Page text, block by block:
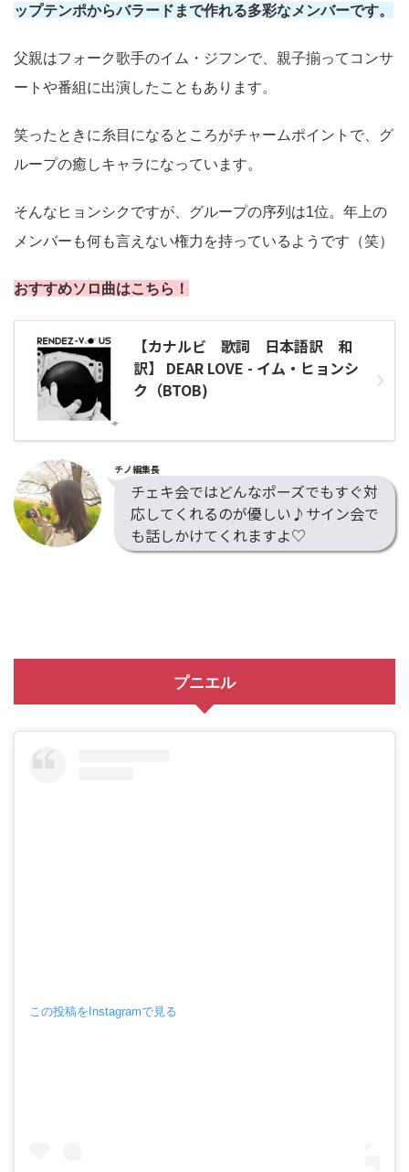
ップテンポからバラードまで作れる多彩なメンバーです。
父親はフォーク歌手のイム・ジフンで、親子揃ってコンサ
ートや番組に出演したこともあります。
笑ったときに糸目になるところがチャームポイントで、グ
ループの癒しキャラになっています。
そんなヒョンシクですが、グループの序列は1位。年上の
メンバーも何も言えない権力を持っているようです（笑）
おすすめソロ曲はこちら！
【カナルビ 歌詞 日本語訳 和
訳】 DEAR LOVE - イム・ヒョンシ
ク（BTOB)
チノ編集長
チェキ会ではどんなポーズでもすぐ対
応してくれるのが優しい♪サイン会で
も話しかけてくれますよ♡
プニエル
この投稿をInstagramで見る